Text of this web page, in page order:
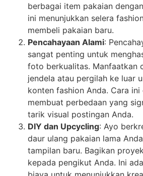
berbagai item pakaian
ini menunjukkan selera
membeli pakaian baru.
Pencahayaan Alami:
sangat penting untuk
foto berkualitas. Manfaatkan
jendela atau pergilah ke luar
konten fashion Anda. Cara
membuat perbedaan yang
tarik visual postingan Anda.
DIY dan Upcycling: Ayo
daur ulang pakaian lama
tampilan baru. Bagikan
kepada pengikut Anda. Ini